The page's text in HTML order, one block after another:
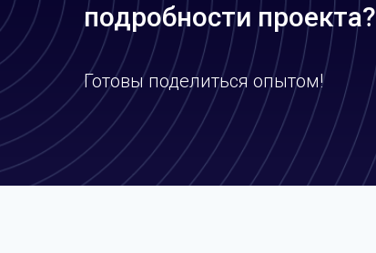
подробности проекта?
Готовы поделиться опытом!